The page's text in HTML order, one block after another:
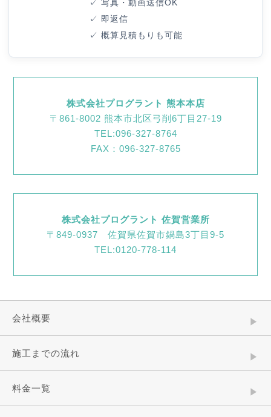
✓ 写真・動画送信OK
✓ 即返信
✓ 概算見積もりも可能
株式会社プログラント 熊本本店
〒861-8002 熊本市北区弓削6丁目27-19
TEL:096-327-8764
FAX：096-327-8765
株式会社プログラント 佐賀営業所
〒849-0937 佐賀県佐賀市鍋島3丁目9-5
TEL:0120-778-114
会社概要
施工までの流れ
料金一覧